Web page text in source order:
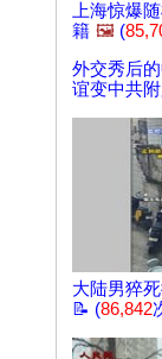
上海惊爆
籍 🖼️ (
外交秀后
谊变中共
大陆男猝
📝 (86,842